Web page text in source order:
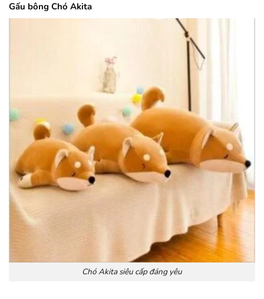
Gấu bông Chó Akita
Chó Akita siêu cấp đáng yêu